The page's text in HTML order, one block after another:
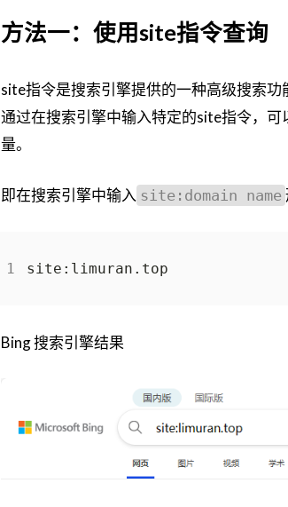
方法一：使用site指令查询
site指令是搜索引擎提供的一种高级搜索
通过在搜索引擎中输入特定的site指令，
量。
即在搜索引擎中输入 site:domain name
Bing 搜索引擎结果